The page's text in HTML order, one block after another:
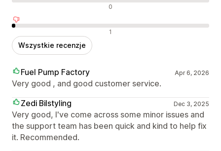
Neutralne recenzje 0
Negatywne recenzje 1
Wszystkie recenzje
Fuel Pump Factory Apr 6, 2026
Very good , and good customer service.
Zedi Bilstyling
Dec 3, 2025
Very good, I've come across some minor issues and
the support team has been quick and kind to help fix
it. Recommended.